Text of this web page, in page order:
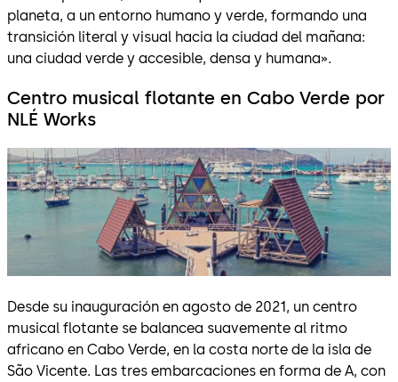
planeta, a un entorno humano y verde, formando una
transición literal y visual hacia la ciudad del mañana:
una ciudad verde y accesible, densa y humana».
Centro musical flotante en Cabo Verde por
NLÉ Works
Desde su inauguración en agosto de 2021, un centro
musical flotante se balancea suavemente al ritmo
africano en Cabo Verde, en la costa norte de la isla de
São Vicente. Las tres embarcaciones en forma de A, con